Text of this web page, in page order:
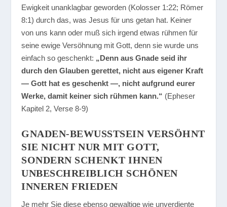
Ewigkeit unanklagbar geworden (Kolosser 1:22; Römer
8:1) durch das, was Jesus für uns getan hat. Keiner
von uns kann oder muß sich irgend etwas rühmen für
seine ewige Versöhnung mit Gott, denn sie wurde uns
einfach so geschenkt: „Denn aus Gnade seid ihr
durch den Glauben gerettet, nicht aus eigener Kraft
— Gott hat es geschenkt —, nicht aufgrund eurer
Werke, damit keiner sich rühmen kann.“ (Epheser
Kapitel 2, Verse 8-9)
GNADEN-BEWUSSTSEIN VERSÖHNT S
IE NICHT NUR MIT GOTT, S
ONDERN SCHENKT IHNEN U
NBESCHREIBLICH SCHÖNEN I
NNEREN FRIEDEN
Je mehr Sie diese ebenso gewaltige wie unverdiente